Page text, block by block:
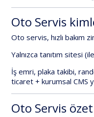
Oto Servis
Oto servis, hızlı bakım
Yalnızca tanıtım sitesi
İş emri, plaka takibi,
ticaret + kurumsal CMS
Oto Servis özet